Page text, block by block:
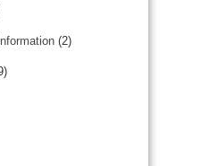
(2)